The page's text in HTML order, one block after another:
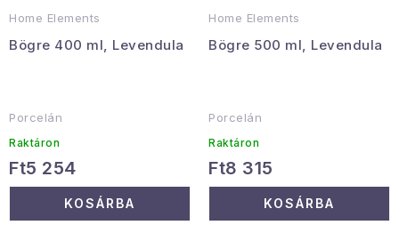
Home Elements
Bögre 400 ml, Levendula
Porcelán
Raktáron
Ft5 254
KOSÁRBA
Home Elements
Bögre 500 ml, Levendula
Porcelán
Raktáron
Ft8 315
KOSÁRBA